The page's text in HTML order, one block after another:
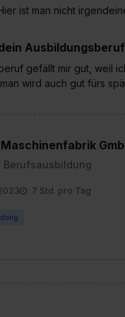
ist man nicht
gefällt mir gut, weil
wird auch gut fürs
Berufsausbildung
7 Std. pro Tag